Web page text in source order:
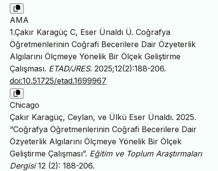
AMA
1.Çakır Karagüç C, Eser Ünaldı Ü. Coğrafya
Öğretmenlerinin Coğrafi Becerilere Dair Özyeterlik
Algılarını Ölçmeye Yönelik Bir Ölçek Geliştirme
Çalışması. ETAD/JRES. 2025;12(2):188-206.
doi:10.51725/etad.1699967
Chicago
Çakır Karagüç, Ceylan, ve Ülkü Eser Ünaldı. 2025.
“Coğrafya Öğretmenlerinin Coğrafi Becerilere Dair
Özyeterlik Algılarını Ölçmeye Yönelik Bir Ölçek
Geliştirme Çalışması”. Eğitim ve Toplum Araştırmaları
Dergisi12 (2): 188-206.